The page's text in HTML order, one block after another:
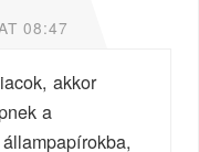
08:47
akkor
a